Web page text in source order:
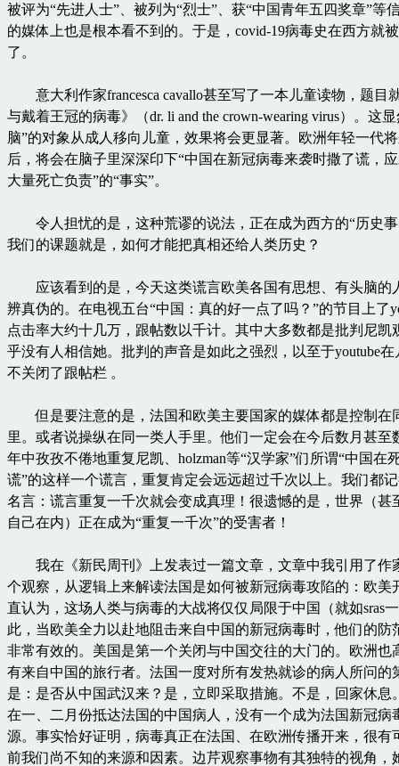
被评为“先进人士”、被列为“烈士”、获“中国青年五四奖章”等
的媒体上也是根本看不到的。于是，covid-19病毒史在西方就
了。
意大利作家francesca cavallo甚至写了一本儿童读物，题目
与戴着王冠的病毒》（dr. li and the crown-wearing virus）。这
脑”的对象从成人移向儿童，效果将会更显著。欧洲年轻一代
后，将会在脑子里深深印下“中国在新冠病毒来袭时撒了谎，
大量死亡负责”的“事实”。
令人担忧的是，这种荒谬的说法，正在成为西方的“历史事
我们的课题就是，如何才能把真相还给人类历史？
应该看到的是，今天这类谎言欧美各国有思想、有头脑的
辨真伪的。在电视五台“中国：真的好一点了吗？”的节目上了
点击率大约十几万，跟帖数以千计。其中大多数都是批判尼凯
乎没有人相信她。批判的声音是如此之强烈，以至于youtube
不关闭了跟帖栏 。
但是要注意的是，法国和欧美主要国家的媒体都是控制在
里。或者说操纵在同一类人手里。他们一定会在今后数月甚至
年中孜孜不倦地重复尼凯、holzman等“汉学家”们所谓“中国在
谎”的这样一个谎言，重复肯定会远远超过千次以上。我们都
名言：谎言重复一千次就会变成真理！很遗憾的是，世界（甚
自己在内）正在成为“重复一千次”的受害者！
我在《新民周刊》上发表过一篇文章，文章中我引用了作
个观察，从逻辑上来解读法国是如何被新冠病毒攻陷的：欧美
直认为，这场人类与病毒的大战将仅仅局限于中国（就如sras
此，当欧美全力以赴地阻击来自中国的新冠病毒时，他们的防
非常有效的。美国是第一个关闭与中国交往的大门的。欧洲也
有来自中国的旅行者。法国一度对所有发热就诊的病人所问的
是：是否从中国武汉来？是，立即采取措施。不是，回家休息
在一、二月份抵达法国的中国病人，没有一个成为法国新冠病
源。事实恰好证明，病毒真正在法国、在欧洲传播开来，很有
前我们尚不知的来源和因素。边芹观察事物有其独特的视角，